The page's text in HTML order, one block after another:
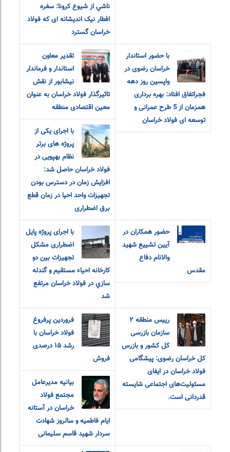
ناشي از شيوع كرونا: سفره
افطار نیک اندیشانه ای که فولاد
خراسان گسترد
با حضور استاندار
خراسان رضوی در
واپسین روز دهه
فجراتفاق افتاد: بهره برداری
همزمان از 5 طرح عمرانی و
توسعه ای فولاد خراسان
تقدیر معاون
استاندار و فرماندار
نیشابور از نقش
تاثیرگذار فولاد خراسان به عنوان
معین اقتصادی منطقه
با اجرای یکی از
پروژه های برتر
نظام بهپویی در
فولاد خراسان حاصل شد:
افزایش زمان در دسترس بودن
تجهیزات واحد احیا در زمان قطع
برق اضطراری
حضور همکاران در
آیین تشییع شهید
والانام دفاع
مقدس
با اجرای پروژه پایل
اضطراری مشکل
تجهيزات بين دو
كارخانه احياء مستقيم و گندله
سازي در فولاد خراسان مرتفع
شد
رییس منطقه ٢
سازمان بازرسی
کل کشور و بازرس
کل خراسان رضوی: پیشگامی
فولاد خراسان در ایفای
مسئولیت‌های اجتماعی شایسته
قدردانی است.
فروردین پرفروغ
فولاد خراسان با
رشد ۱۵ درصدی
فروش
بیانیه مدیرعامل
مجتمع فولاد
خراسان در آستانه
ایام فاطمیه و سالروز شهادت
سردار شهید قاسم سلیمانی